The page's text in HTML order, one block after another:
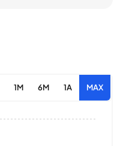
1M 6M 1A MAX